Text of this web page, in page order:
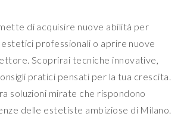
di acquisire nuove abilità per
professionali o aprire nuove
Scoprirai tecniche innovative,
pratici pensati per la tua crescita.
soluzioni mirate che rispondono
delle estetiste ambiziose di Milano.